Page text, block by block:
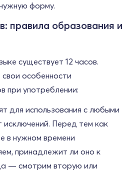
форму.
правила образования и
существует 12 часов.
особенности
при употреблении:
для использования с любыми
исключений. Перед тем как
в нужном времени
принадлежит ли оно к
— смотрим вторую или